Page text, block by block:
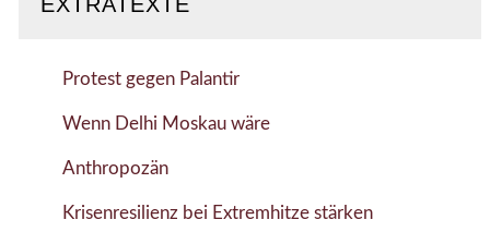
Protest gegen Palantir
Wenn Delhi Moskau wäre
Anthropozän
Krisenresilienz bei Extremhitze stärken